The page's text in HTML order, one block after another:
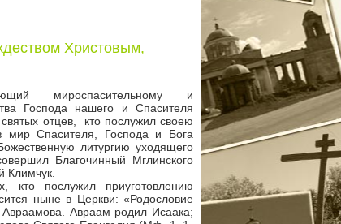
Христовым,
мироспасительному и
Господа нашего и Спасителя
отцев, кто послужил своею
Спасителя, Господа и Бога
литургию уходящего
Благочинный Мглинского
Климчук.
послужил приуготовлению
ныне в Церкви: «Родословие
Авраам родил Исаака;